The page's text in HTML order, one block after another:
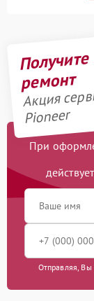
ремонт
Акция
Pioneer
При
Отправляя, Вы